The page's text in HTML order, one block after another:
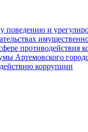
и
противодействия
Артемовского
коррупции